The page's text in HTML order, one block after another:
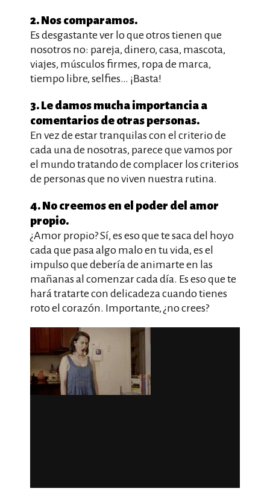
2. Nos comparamos.
Es desgastante ver lo que otros tienen que
nosotros no: pareja, dinero, casa, mascota,
viajes, músculos firmes, ropa de marca,
tiempo libre, selfies… ¡Basta!
3. Le damos mucha importancia a
comentarios de otras personas.
En vez de estar tranquilas con el criterio de
cada una de nosotras, parece que vamos por
el mundo tratando de complacer los criterios
de personas que no viven nuestra rutina.
4. No creemos en el poder del amor
propio.
¿Amor propio? Sí, es eso que te saca del hoyo
cada que pasa algo malo en tu vida, es el
impulso que debería de animarte en las
mañanas al comenzar cada día. Es eso que te
hará tratarte con delicadeza cuando tienes
roto el corazón. Importante, ¿no crees?